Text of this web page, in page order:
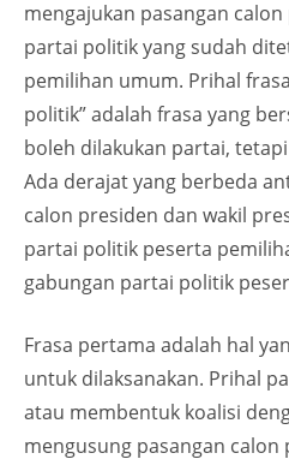
mengajukan pasangan
partai politik yang sudah
pemilihan umum. Prihal
politik” adalah frasa yang
boleh dilakukan partai,
Ada derajat yang berbeda
calon presiden dan wakil
partai politik peserta
gabungan partai politik
Frasa pertama adalah hal
untuk dilaksanakan. Prihal
atau membentuk koalisi
mengusung pasangan